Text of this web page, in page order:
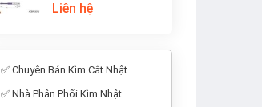
Liên hệ
✅ Chuyên Bán Kìm Cắt Nhật
✅ Nhà Phân Phối Kìm Nhật